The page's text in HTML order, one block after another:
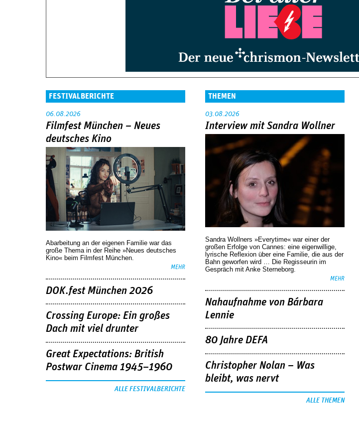
FESTIVALBERICHTE
06.08.2026
Filmfest München – Neues
deutsches Kino
Abarbeitung an der eigenen Familie war das
große Thema in der Reihe »Neues deutsches
Kino« beim Filmfest München.
MEHR
DOK.fest München 2026
Crossing Europe: Ein großes
Dach mit viel drunter
Great Expectations: British
Postwar Cinema 1945–1960
ALLE FESTIVALBERICHTE
THEMEN
03.08.2026
Interview mit Sandra Wollner
Sandra Wollners »Everytime« war einer der
großen Erfolge von Cannes: eine eigenwillige,
lyrische Reflexion über eine ­Familie, die aus der
Bahn geworfen wird … Die Regisseurin im
Gespräch mit Anke Sterneborg.
MEHR
Nahaufnahme von Bárbara
Lennie
80 Jahre DEFA
Christopher Nolan – Was
bleibt, was nervt
ALLE THEMEN